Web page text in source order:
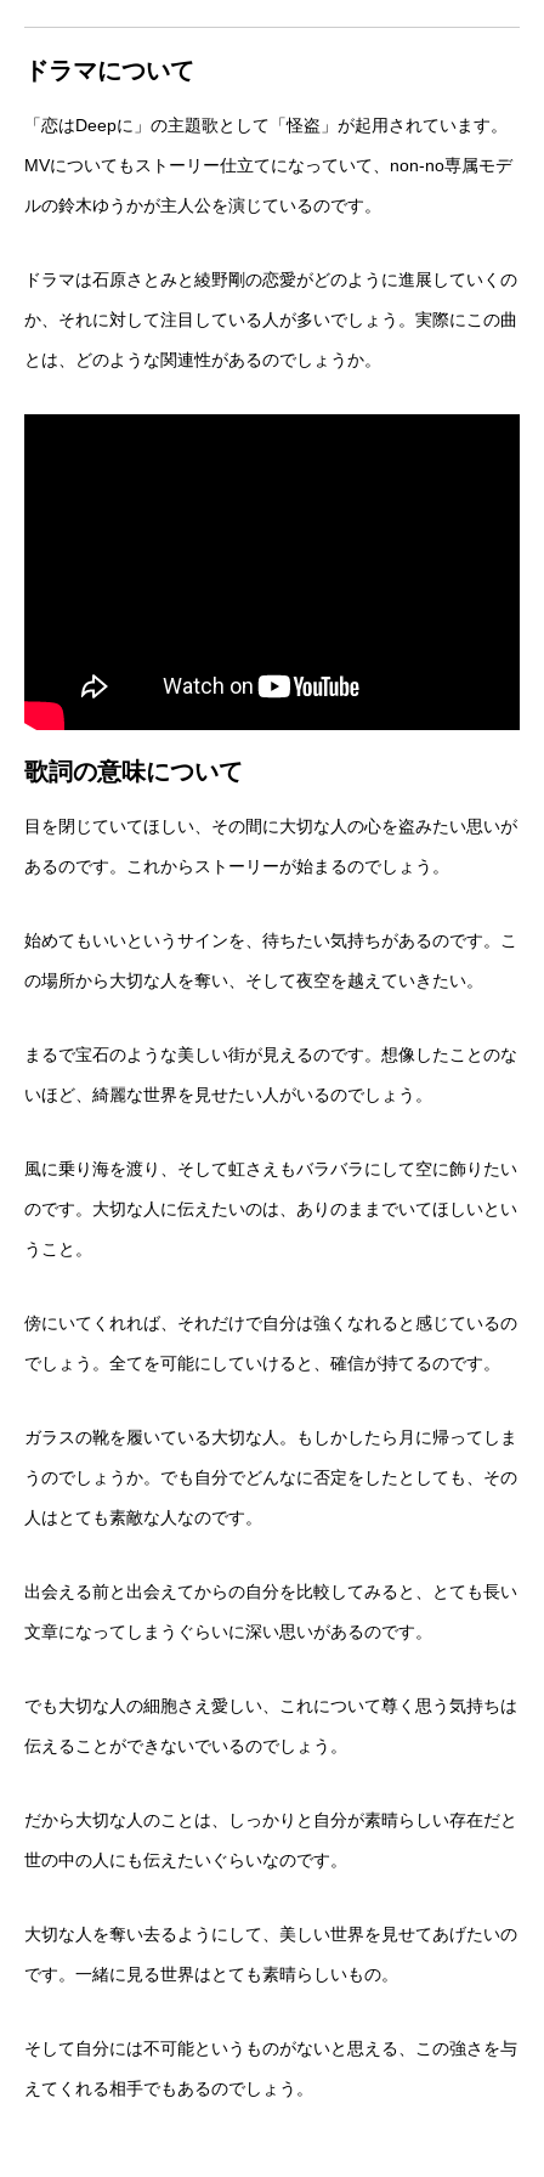
ドラマについて
「恋はDeepに」の主題歌として「怪盗」が起用されています。
MVについてもストーリー仕立てになっていて、non-no専属モデ
ルの鈴木ゆうかが主人公を演じているのです。
ドラマは石原さとみと綾野剛の恋愛がどのように進展していくの
か、それに対して注目している人が多いでしょう。実際にこの曲
とは、どのような関連性があるのでしょうか。
歌詞の意味について
目を閉じていてほしい、その間に大切な人の心を盗みたい思いが
あるのです。これからストーリーが始まるのでしょう。
始めてもいいというサインを、待ちたい気持ちがあるのです。こ
の場所から大切な人を奪い、そして夜空を越えていきたい。
まるで宝石のような美しい街が見えるのです。想像したことのな
いほど、綺麗な世界を見せたい人がいるのでしょう。
風に乗り海を渡り、そして虹さえもバラバラにして空に飾りたい
のです。大切な人に伝えたいのは、ありのままでいてほしいとい
うこと。
傍にいてくれれば、それだけで自分は強くなれると感じているの
でしょう。全てを可能にしていけると、確信が持てるのです。
ガラスの靴を履いている大切な人。もしかしたら月に帰ってしま
うのでしょうか。でも自分でどんなに否定をしたとしても、その
人はとても素敵な人なのです。
出会える前と出会えてからの自分を比較してみると、とても長い
文章になってしまうぐらいに深い思いがあるのです。
でも大切な人の細胞さえ愛しい、これについて尊く思う気持ちは
伝えることができないでいるのでしょう。
だから大切な人のことは、しっかりと自分が素晴らしい存在だと
世の中の人にも伝えたいぐらいなのです。
大切な人を奪い去るようにして、美しい世界を見せてあげたいの
です。一緒に見る世界はとても素晴らしいもの。
そして自分には不可能というものがないと思える、この強さを与
えてくれる相手でもあるのでしょう。